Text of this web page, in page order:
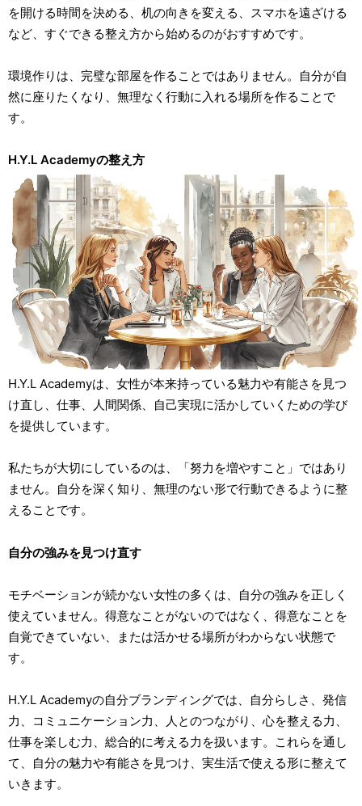
を開ける時間を決める、机の向きを変える、スマホを遠ざける
など、すぐできる整え方から始めるのがおすすめです。
環境作りは、完璧な部屋を作ることではありません。自分が自
然に座りたくなり、無理なく行動に入れる場所を作ることで
す。
H.Y.L Academyの整え方
H.Y.L Academyは、女性が本来持っている魅力や有能さを見つ
け直し、仕事、人間関係、自己実現に活かしていくための学び
を提供しています。
私たちが大切にしているのは、「努力を増やすこと」ではあり
ません。自分を深く知り、無理のない形で行動できるように整
えることです。
自分の強みを見つけ直す
モチベーションが続かない女性の多くは、自分の強みを正しく
使えていません。得意なことがないのではなく、得意なことを
自覚できていない、または活かせる場所がわからない状態で
す。
H.Y.L Academyの自分ブランディングでは、自分らしさ、発信
力、コミュニケーション力、人とのつながり、心を整える力、
仕事を楽しむ力、総合的に考える力を扱います。これらを通し
て、自分の魅力や有能さを見つけ、実生活で使える形に整えて
いきます。